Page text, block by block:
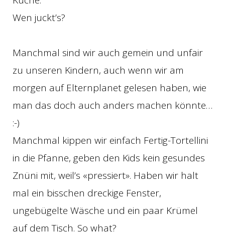
Wen juckt’s?
Manchmal sind wir auch gemein und unfair
zu unseren Kindern, auch wenn wir am
morgen auf Elternplanet gelesen haben, wie
man das doch auch anders machen könnte…
:-)
Manchmal kippen wir einfach Fertig-Tortellini
in die Pfanne, geben den Kids kein gesundes
Znüni mit, weil’s «pressiert». Haben wir halt
mal ein bisschen dreckige Fenster,
ungebügelte Wäsche und ein paar Krümel
auf dem Tisch. So what?